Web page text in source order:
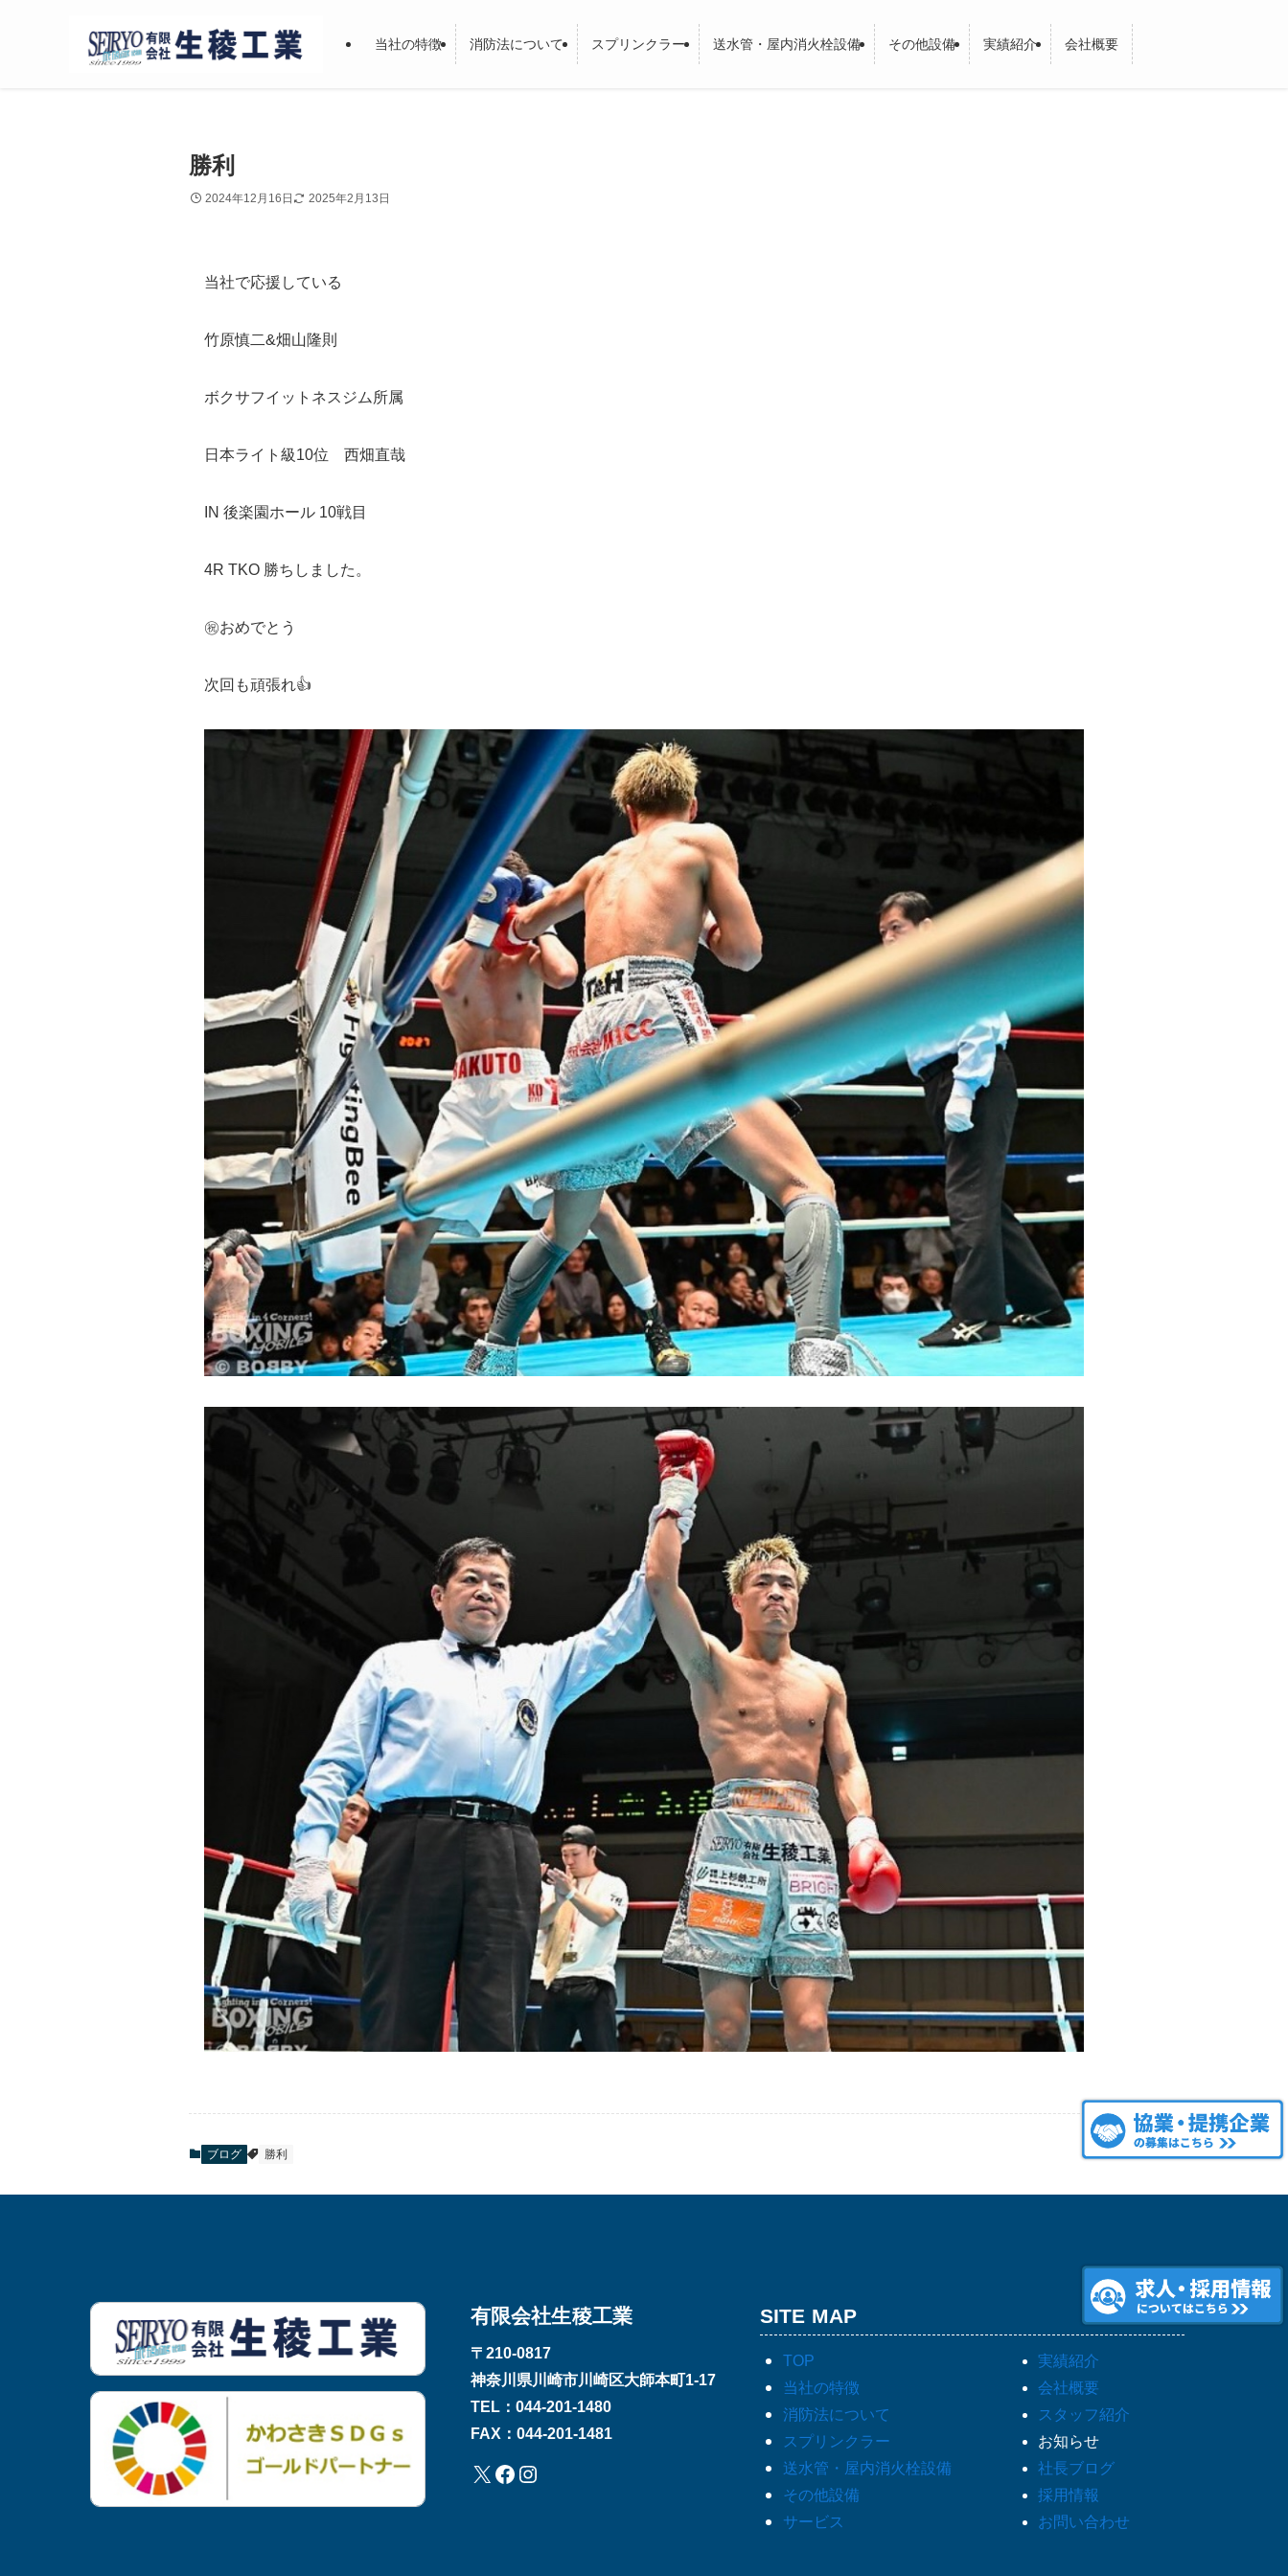
当社の特徴 消防法について スプリンクラー 送水管・屋内消火栓設備 その他設備 実績紹介 会社概要
勝利
2024年12月16日 2025年2月13日
当社で応援している
竹原慎二&畑山隆則
ボクサフイットネスジム所属
日本ライト級10位 西畑直哉
IN 後楽園ホール 10戦目
4R TKO 勝ちしました。
㊗️おめでとう
次回も頑張れ👍
ブログ 勝利
有限会社生稜工業
〒210-0817
神奈川県川崎市川崎区大師本町1-17
TEL：044-201-1480
FAX：044-201-1481
X Facebook
Instagram
SITE MAP
TOP
当社の特徴
消防法について
スプリンクラー
送水管・屋内消火栓設備
その他設備
サービス
実績紹介
会社概要
スタッフ紹介
お知らせ
社長ブログ
採用情報
お問い合わせ